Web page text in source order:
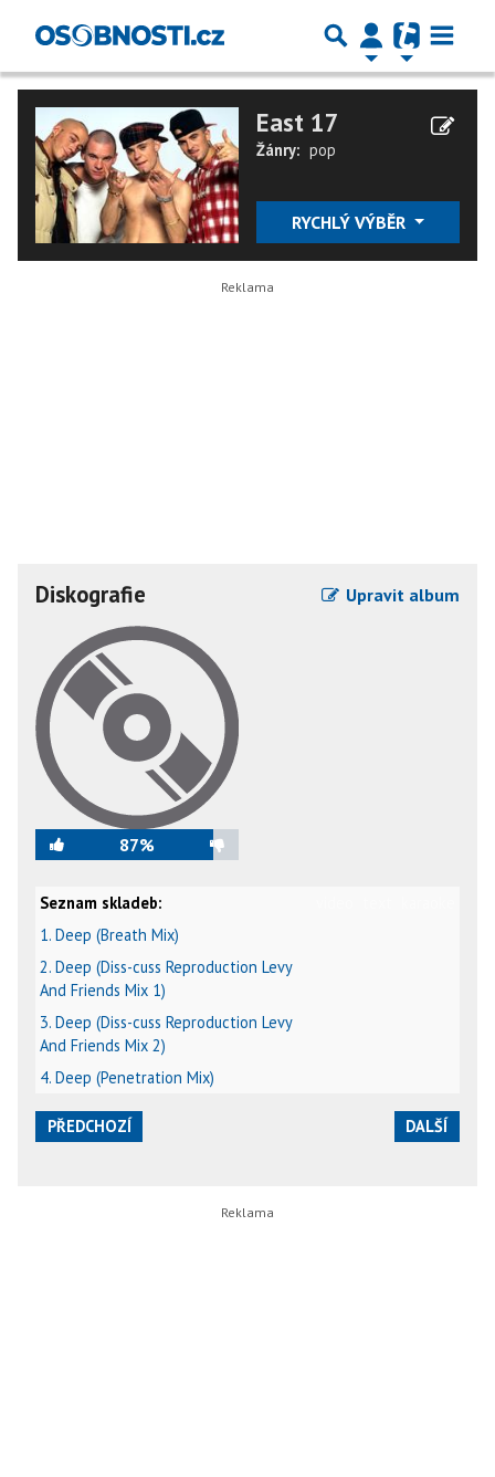
East 17
Žánry: pop
RYCHLÝ VÝBĚR
Diskografie Upravit album
87%
Seznam skladeb:
1. Deep (Breath Mix)
2. Deep (Diss-cuss Reproduction Levy
And Friends Mix 1)
3. Deep (Diss-cuss Reproduction Levy
And Friends Mix 2)
4. Deep (Penetration Mix)
PŘEDCHOZÍ DALŠÍ